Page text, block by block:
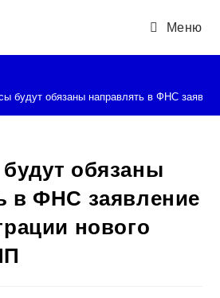
Меню
будут обязаны направлять в ФНС
обязаны
в ФНС заявление
нового